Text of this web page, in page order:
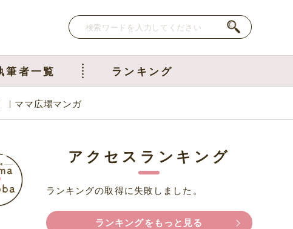
筆者一覧 ランキング
｜ママ広場マンガ
アクセスランキング
ランキングの取得に失敗しました。
ランキングをもっと見る